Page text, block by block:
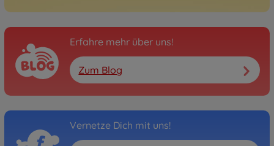
Erfahre mehr über uns!
Zum Blog
Vernetze Dich mit uns!